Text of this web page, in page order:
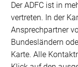
Der ADFC ist in
vertreten. In der
Ansprechpartner
Bundesländern
Karte. Alle